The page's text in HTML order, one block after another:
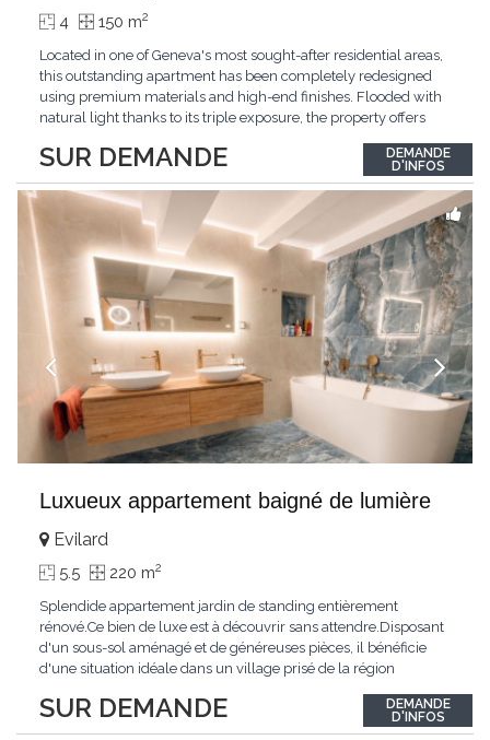
SUR DEMANDE
4 150 m2
Located in one of Geneva's most sought-after residential areas,
this outstanding apartment has been completely redesigned
using premium materials and high-end finishes. Flooded with
natural light thanks to its triple exposure, the property offers
master suite, elegant reception areas, and a spacious terrace
overlooking a peaceful and green...
DEMANDE
D'INFOS
Luxueux appartement baigné de lumière
SUR DEMANDE
Evilard
5.5 220 m2
Splendide appartement jardin de standing entièrement
rénové.Ce bien de luxe est à découvrir sans attendre.Disposant
d'un sous-sol aménagé et de généreuses pièces, il bénéficie
d'une situation idéale dans un village prisé de la région
hors du commun tout au long de la journée.Points forts:4
grandes chambresUn vaste séjour...
DEMANDE
D'INFOS